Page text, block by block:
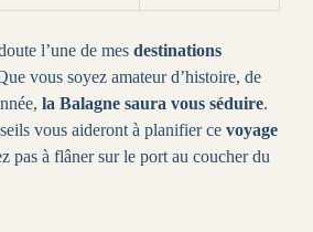
l’une de mes destinations
vous soyez amateur d’histoire, de
la Balagne saura vous séduire.
vous aideront à planifier ce voyage
pas à flâner sur le port au coucher du